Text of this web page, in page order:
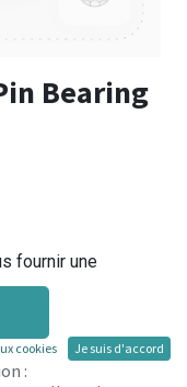
Bearing
:
fournir une
cookies Je suis d'accord